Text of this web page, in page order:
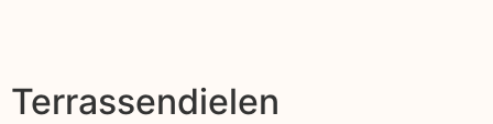
Terrassendielen